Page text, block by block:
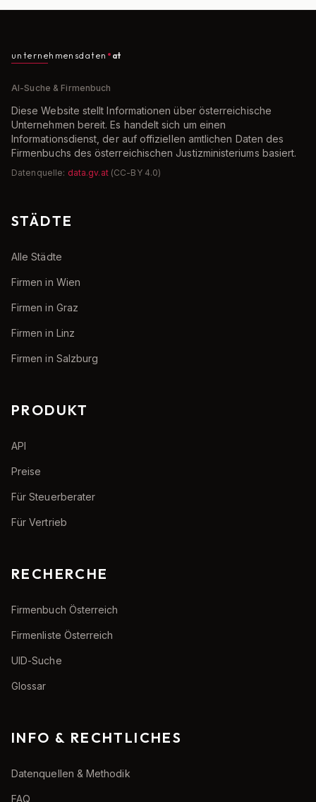
unternehmensdaten at
AI-Suche & Firmenbuch
Diese Website stellt Informationen über österreichische
Unternehmen bereit. Es handelt sich um einen
Informationsdienst, der auf offiziellen amtlichen Daten des
Firmenbuchs des österreichischen Justizministeriums basiert.
Datenquelle: data.gv.at (CC-BY 4.0)
STÄDTE
Alle Städte
Firmen in Wien
Firmen in Graz
Firmen in Linz
Firmen in Salzburg
PRODUKT
API
Preise
Für Steuerberater
Für Vertrieb
RECHERCHE
Firmenbuch Österreich
Firmenliste Österreich
UID-Suche
Glossar
INFO & RECHTLICHES
Datenquellen & Methodik
FAQ